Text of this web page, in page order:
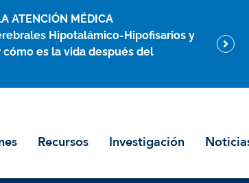
ATENCIÓN MÉDICA
Hipotalámico-Hipofisarios y
es la vida después del
Recursos Investigación